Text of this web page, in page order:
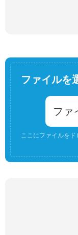
ファイルを
ファ
ここにファイルを